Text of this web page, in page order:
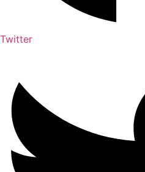
Twitter